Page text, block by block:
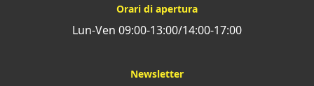
Orari di apertura
Lun-Ven 09:00-13:00/14:00-17:00
Newsletter